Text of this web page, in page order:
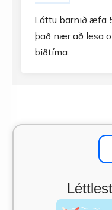
Láttu barnið æfa
það nær að lesa
biðtíma.